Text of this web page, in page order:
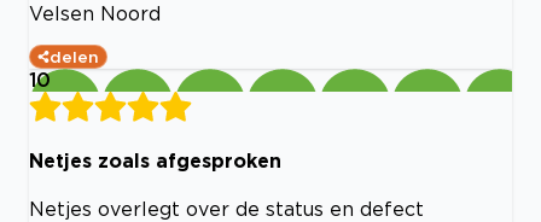
Velsen Noord
delen
10
Netjes zoals afgesproken
Netjes overlegt over de status en defect